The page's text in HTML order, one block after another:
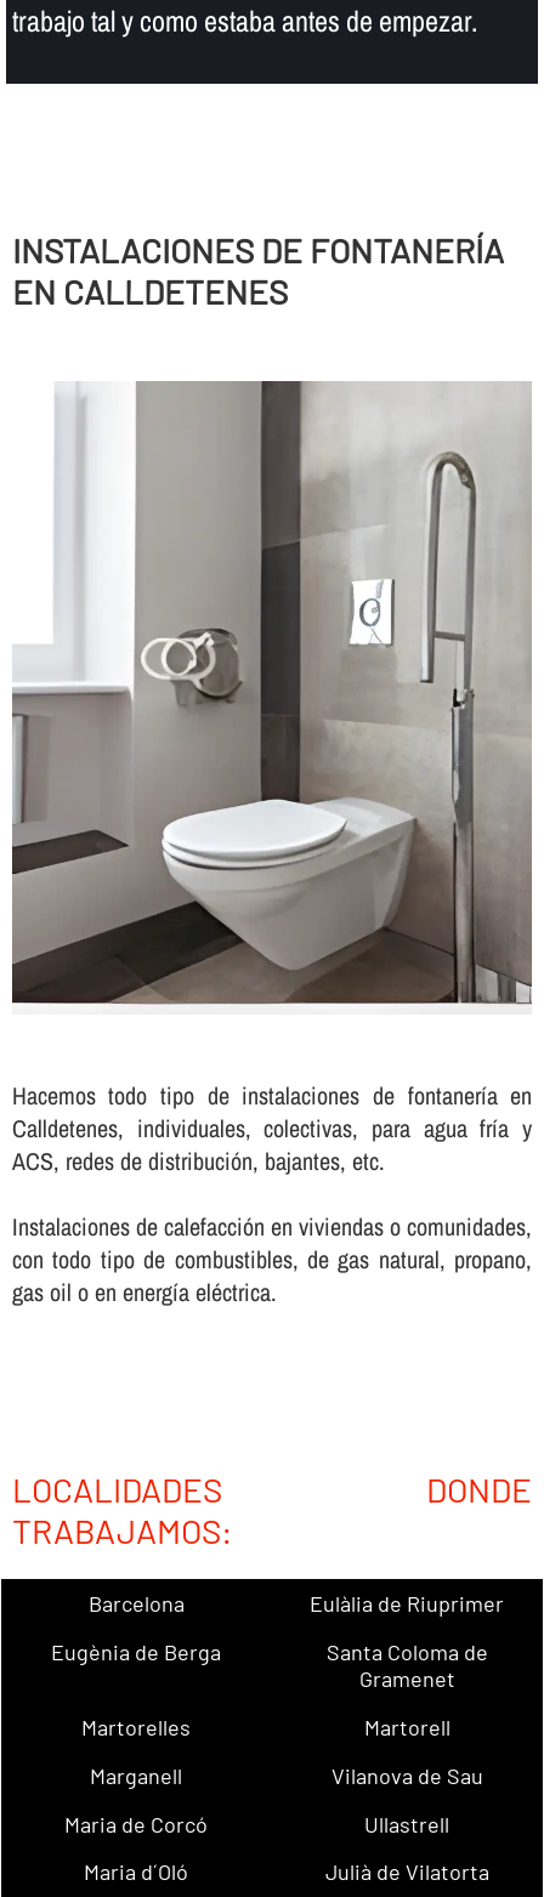
trabajo tal y como estaba antes de empezar.
INSTALACIONES DE FONTANERÍ­A
EN CALLDETENES
Hacemos todo tipo de instalaciones de fontanerí­a en
Calldetenes, individuales, colectivas, para agua frí­a y
ACS, redes de distribución, bajantes, etc.
Instalaciones de calefacción en viviendas o comunidades,
con todo tipo de combustibles, de gas natural, propano,
gas oil o en energí­a eléctrica.
LOCALIDADES DONDE
TRABAJAMOS:
Barcelona
Eulàlia de Riuprimer
Eugènia de Berga
Santa Coloma de
Gramenet
Martorelles
Martorell
Marganell
Vilanova de Sau
Maria de Corcó
Ullastrell
Maria d´Oló
Julià de Vilatorta